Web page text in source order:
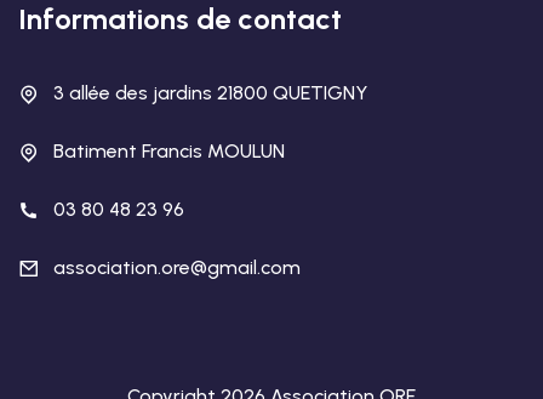
Informations de contact
3 allée des jardins 21800 QUETIGNY
Batiment Francis MOULUN
03 80 48 23 96
association.ore@gmail.com